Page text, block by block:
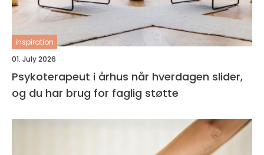
inspiration
01. July 2026
Psykoterapeut i århus når hverdagen slider,
og du har brug for faglig støtte